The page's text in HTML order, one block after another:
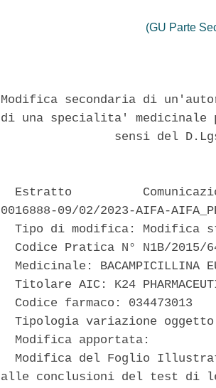
(GU Parte
Modifica secondaria di
di una specialita' medicinale
sensi del
Estratto
0016888-09/02/2023-AIFA-
Tipo di modifica: Modifica
Codice Pratica N° N1B/2015/
Medicinale: BACAMPICILLINA
Titolare AIC: K24
  Codice farmaco: 034473013
Tipologia variazione
  Modifica apportata:
Modifica del Foglio
alle conclusioni del test di